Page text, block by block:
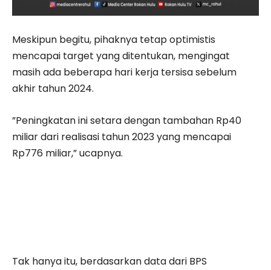
Meskipun begitu, pihaknya tetap optimistis
mencapai target yang ditentukan, mengingat
masih ada beberapa hari kerja tersisa sebelum
akhir tahun 2024.
”Peningkatan ini setara dengan tambahan Rp40
miliar dari realisasi tahun 2023 yang mencapai
Rp776 miliar,” ucapnya.
Tak hanya itu, berdasarkan data dari BPS